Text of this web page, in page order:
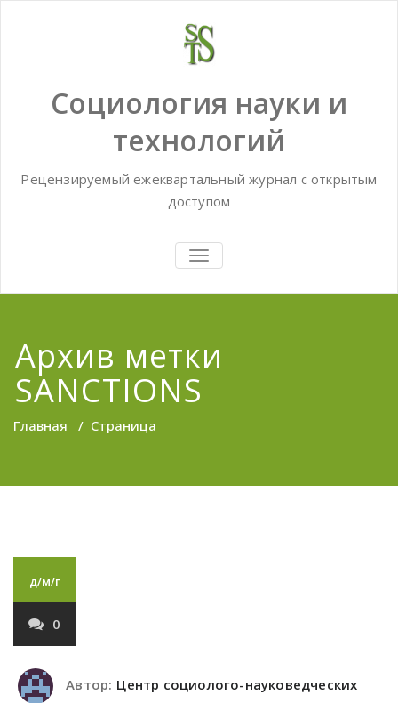
Социология науки и
технологий
Рецензируемый ежеквартальный журнал с открытым
доступом
TOGGLE
NAVIGATION
Архив метки
SANCTIONS
Главная / Страница
д/м/г
0
Автор: Центр социолого-науковедческих